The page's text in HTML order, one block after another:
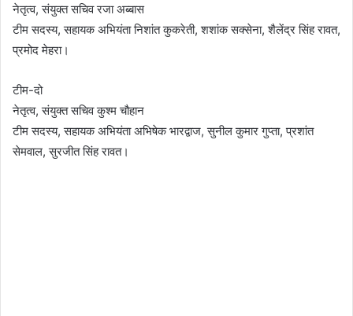
नेतृत्व, संयुक्त सचिव रजा अब्बास
टीम सदस्य, सहायक अभियंता निशांत कुकरेती, शशांक सक्सेना, शैलेंद्र सिंह रावत,
प्रमोद मेहरा।
टीम-दो
नेतृत्व, संयुक्त सचिव कुश्म चौहान
टीम सदस्य, सहायक अभियंता अभिषेक भारद्वाज, सुनील कुमार गुप्ता, प्रशांत
सेमवाल, सुरजीत सिंह रावत।